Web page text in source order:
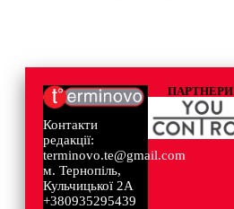
Контакти
редакції:
terminovo.te@gmail.com
м. Тернопіль,
Кульчицької 2А
+380935295439
ПАРТНЕРИ